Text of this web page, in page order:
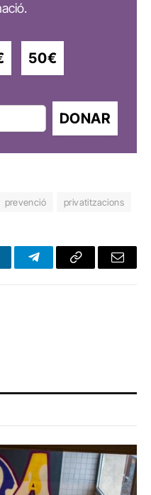
50€
DONAR
prevenció privatitzacions
TelegramCopy
Email